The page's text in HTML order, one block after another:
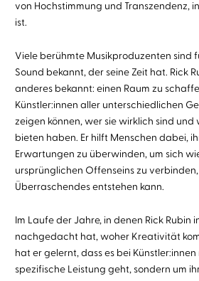
von Hochstimmung und Transzendenz,
ist.
Viele berühmte Musikproduzenten sind
Sound bekannt, der seine Zeit hat. Rick
anderes bekannt: einen Raum zu
Künstler:innen aller unterschiedlichen
zeigen können, wer sie wirklich sind und
bieten haben. Er hilft Menschen dabei,
Erwartungen zu überwinden, um sich
ursprünglichen Offenseins zu
Überraschendes entstehen kann.
Im Laufe der Jahre, in denen Rick Rubin
nachgedacht hat, woher Kreativität
hat er gelernt, dass es bei
spezifische Leistung geht, sondern um